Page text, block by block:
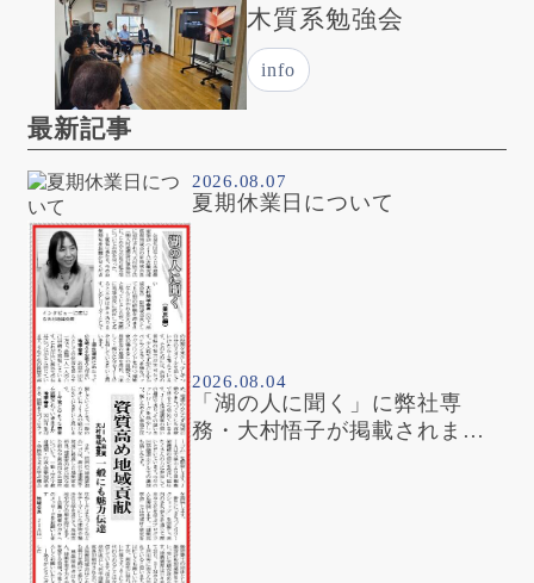
木質系勉強会
info
最新記事
2026.08.07
夏期休業日について
2026.08.04
「湖の人に聞く」に弊社専
務・大村悟子が掲載されまし